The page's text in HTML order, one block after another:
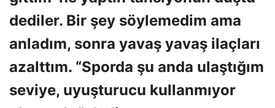
dediler. Bir şey söylemedim ama
anladım, sonra yavaş yavaş ilaçları
azalttım. “Sporda şu anda ulaştığım
seviye, uyuşturucu kullanmıyor